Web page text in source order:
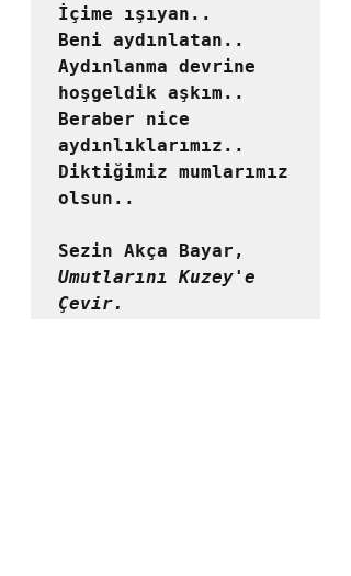
İçime ışıyan..
Beni aydınlatan..
Aydınlanma devrine
hoşgeldik aşkım..
Beraber nice
aydınlıklarımız..
Diktiğimiz mumlarımız
olsun..
Umutlarını Kuzey'e
Çevir.